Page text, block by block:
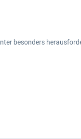
besonders